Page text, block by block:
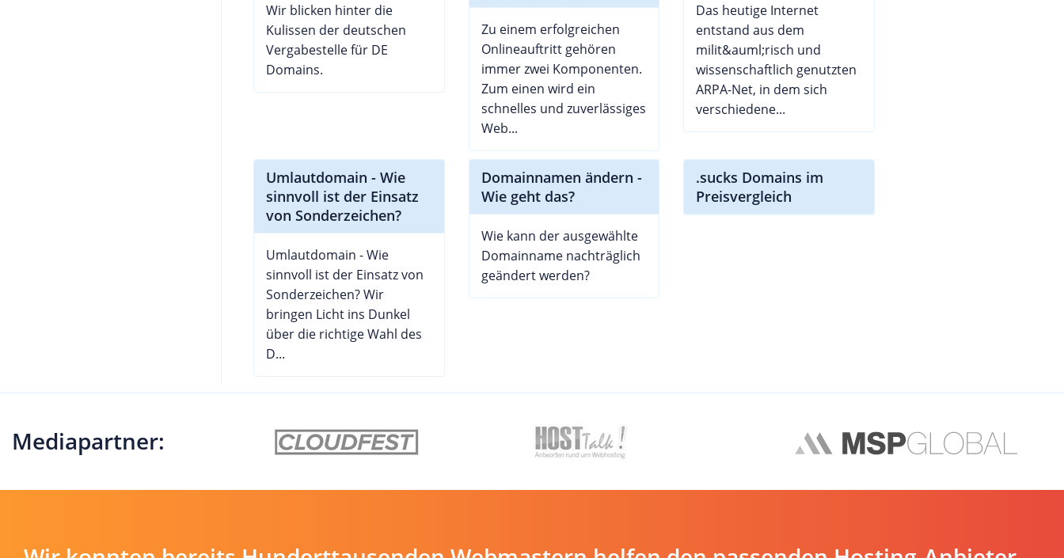
Wir blicken hinter die
Kulissen der deutschen
Vergabestelle für DE
Domains.
Zu einem erfolgreichen
Onlineauftritt gehören
immer zwei Komponenten.
Zum einen wird ein
schnelles und zuverlässiges
Web...
Das heutige Internet
entstand aus dem
milit&auml;risch und
wissenschaftlich genutzten
ARPA-Net, in dem sich
verschiedene...
Umlautdomain - Wie
sinnvoll ist der Einsatz
von Sonderzeichen?
Umlautdomain - Wie
sinnvoll ist der Einsatz von
Sonderzeichen? Wir
bringen Licht ins Dunkel
über die richtige Wahl des
D...
Domainnamen ändern -
Wie geht das?
Wie kann der ausgewählte
Domainname nachträglich
geändert werden?
.sucks Domains im
Preisvergleich
Mediapartner: